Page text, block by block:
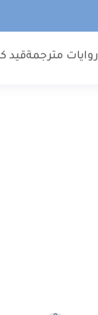
روايات مترجمةقيد